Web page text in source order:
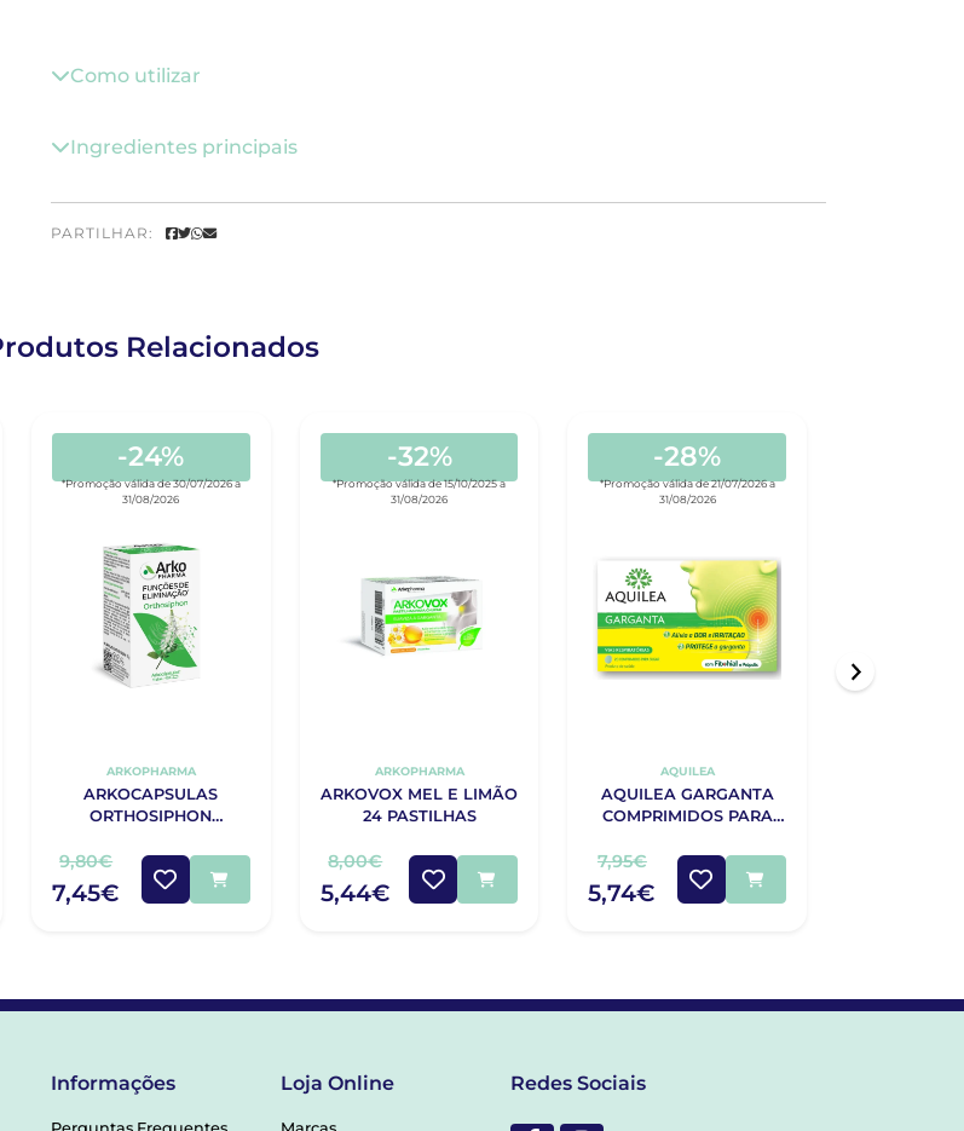
Como utilizar
Ingredientes principais
PARTILHAR:
Relacionados
-24%
*Promoção válida de 30/07/2026 a
31/08/2026
ARKOPHARMA
ARKOCAPSULAS
ORTHOSIPHON
9,80€
7,45€
-32%
*Promoção válida de 15/10/2025 a
31/08/2026
ARKOPHARMA
ARKOVOX MEL E LIMÃO
24 PASTILHAS
8,00€
5,44€
-28%
*Promoção válida de 21/07/2026 a
31/08/2026
AQUILEA
AQUILEA GARGANTA
COMPRIMIDOS PARA
7,95€
5,74€
Informações Loja Online Redes Sociais